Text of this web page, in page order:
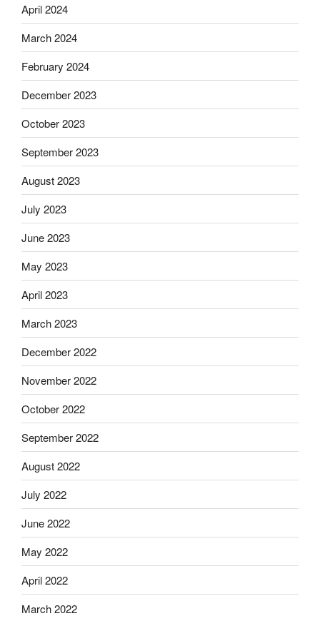
April 2024
March 2024
February 2024
December 2023
October 2023
September 2023
August 2023
July 2023
June 2023
May 2023
April 2023
March 2023
December 2022
November 2022
October 2022
September 2022
August 2022
July 2022
June 2022
May 2022
April 2022
March 2022